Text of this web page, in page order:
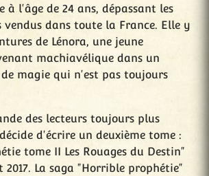
à l'âge de 24 ans, dépassant les
vendus dans toute la France. Elle y
de Lénora, une jeune
machiavélique dans un
magie qui n'est pas toujours
des lecteurs toujours plus
d'écrire un deuxième tome :
tome II Les Rouages du Destin"
La saga "Horrible prophétie"